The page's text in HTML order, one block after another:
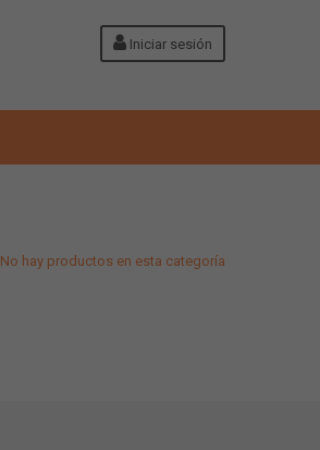
Iniciar sesión
No hay productos en esta categoría